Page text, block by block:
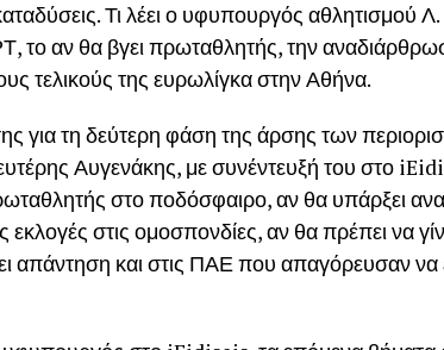
Τι λέει ο υφυπουργός αθλητισμού Λ.
το αν θα βγει πρωταθλητής, την
τελικούς της ευρωλίγκα στην Αθήνα.
για τη δεύτερη φάση της άρσης των
Αυγενάκης, με συνέντευξή του στο
στο ποδόσφαιρο, αν θα υπάρξει
εκλογές στις ομοσπονδίες, αν θα πρέπει να
απάντηση και στις ΠΑΕ που απαγόρευσαν να